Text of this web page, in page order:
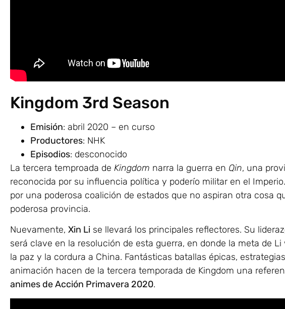
Kingdom 3rd Season
Emisión: abril 2020 – en curso
Productores: NHK
Episodios: desconocido
La tercera temproada de Kingdom narra la guerra en Qin, una
reconocida por su influencia política y poderío militar en el
por una poderosa coalición de estados que no aspiran otra cosa
poderosa provincia.
Nuevamente, Xin Li se llevará los principales reflectores. Su
será clave en la resolución de esta guerra, en donde la meta de
la paz y la cordura a China. Fantásticas batallas épicas,
animación hacen de la tercera temporada de Kingdom una
animes de Acción Primavera 2020.